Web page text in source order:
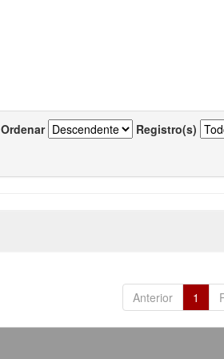
Ordenar Registro(s)
Anterior 1